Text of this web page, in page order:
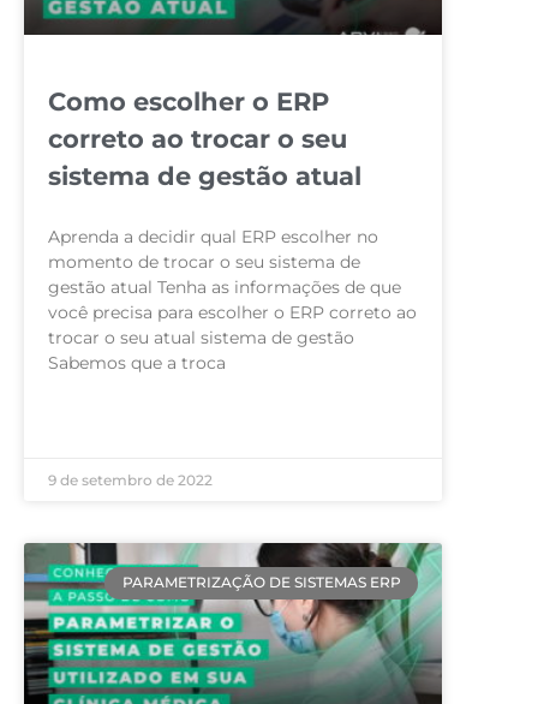
Como escolher o ERP
correto ao trocar o seu
sistema de gestão atual
Aprenda a decidir qual ERP escolher no
momento de trocar o seu sistema de
gestão atual Tenha as informações de que
você precisa para escolher o ERP correto ao
trocar o seu atual sistema de gestão
Sabemos que a troca
9 de setembro de 2022
PARAMETRIZAÇÃO DE SISTEMAS ERP